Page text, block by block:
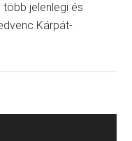
jelenlegi és
Kárpát-